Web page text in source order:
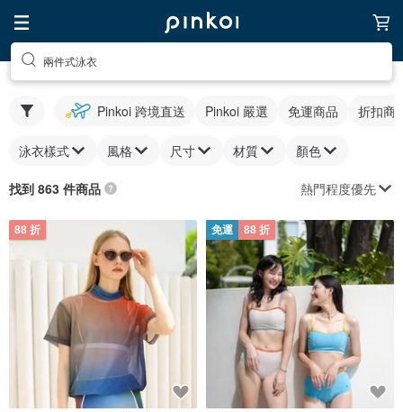
兩件式泳衣
Pinkoi 跨境直送 Pinkoi 嚴選 免運商品 折扣商
泳衣樣式 風格 尺寸 材質 顏色
找到 863 件商品 熱門程度優先
88 折 免運 88 折